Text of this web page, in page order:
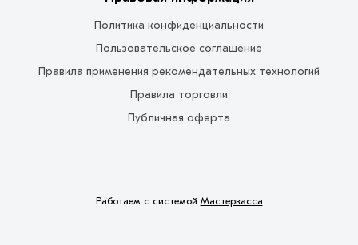
Политика конфиденциальности
Пользовательское соглашение
Правила применения рекомендательных технологий
Правила торговли
Публичная оферта
Работаем с системой Мастеркасса